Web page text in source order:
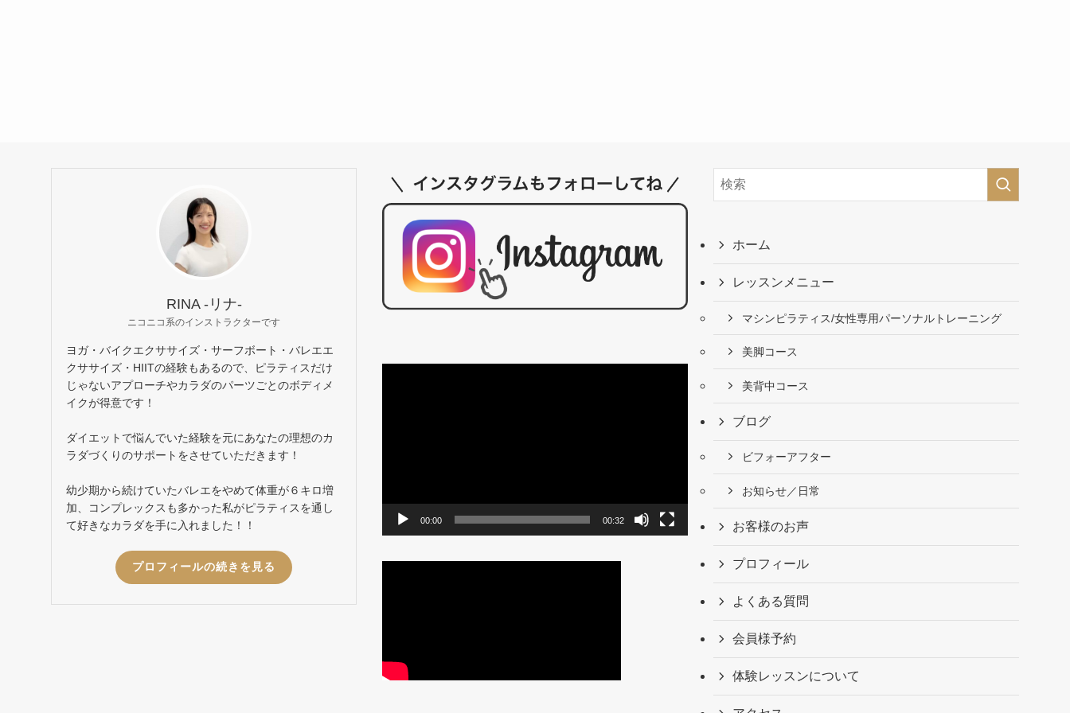
RINA -リナ-
ニコニコ系のインストラクターです
ヨガ・バイクエクササイズ・サーフボート・バレエエ
クササイズ・HIITの経験もあるので、ピラティスだけ
じゃないアプローチやカラダのパーツごとのボディメ
イクが得意です！
ダイエットで悩んでいた経験を元にあなたの理想のカ
ラダづくりのサポートをさせていただきます！
幼少期から続けていたバレエをやめて体重が６キロ増
加、コンプレックスも多かった私がピラティスを通し
て好きなカラダを手に入れました！！
プロフィールの続きを見る
00:00 00:32
ホーム
レッスンメニュー
マシンピラティス/女性専用パーソナルトレーニング
美脚コース
美背中コース
ブログ
ビフォーアフター
お知らせ／日常
お客様のお声
プロフィール
よくある質問
会員様予約
体験レッスンについて